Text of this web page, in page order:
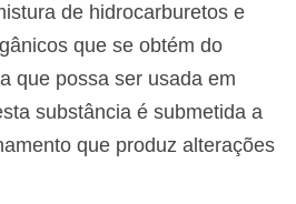
de hidrocarburetos e
que se obtém do
que possa ser usada em
substância é submetida a
que produz alterações